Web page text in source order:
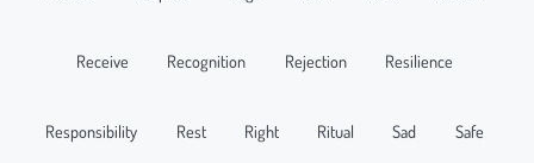
Receive Recognition Rejection Resilience
Responsibility Rest Right Ritual Sad Safe